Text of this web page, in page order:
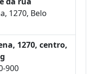
1270, Belo
1270, centro,
900